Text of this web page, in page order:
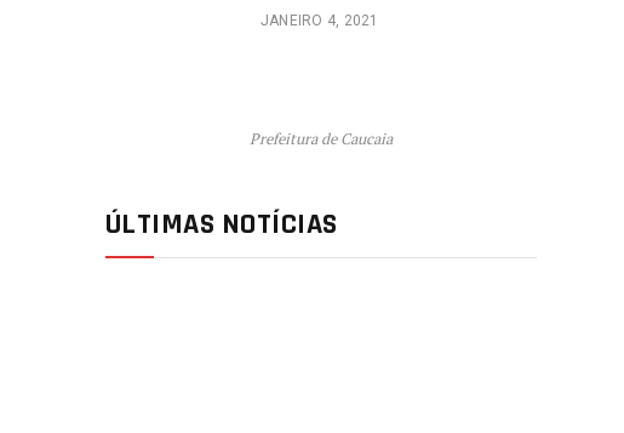
JANEIRO 4, 2021
Prefeitura de Caucaia
ÚLTIMAS NOTÍCIAS